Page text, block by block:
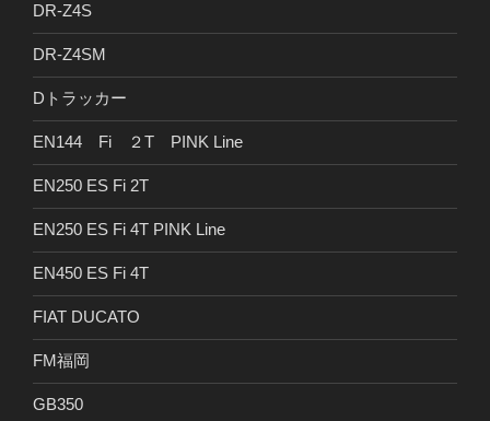
DR-Z4S
DR-Z4SM
Dトラッカー
EN144 Fi ２T PINK Line
EN250 ES Fi 2T
EN250 ES Fi 4T PINK Line
EN450 ES Fi 4T
FIAT DUCATO
FM福岡
GB350